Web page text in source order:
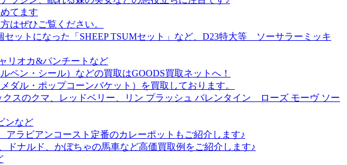
てます
はぜひご覧ください。
ットになった「SHEEP TSUMセット」など、D23特大等 ソーサラーミッキ
リオカ&パンチートなど
ン・シール）などの買取はGOODS買取ネットへ！
ル・ポップコーンバケット）を買取しております。
スのクマ、レッドベリー、リン プラッシュ バレンタイン ローズ モーヴ ソー
ンなど
ラビアンコースト定番のカレーポットもご紹介します♪
ナルド、かぼちゃの馬車など高価買取例をご紹介します♪